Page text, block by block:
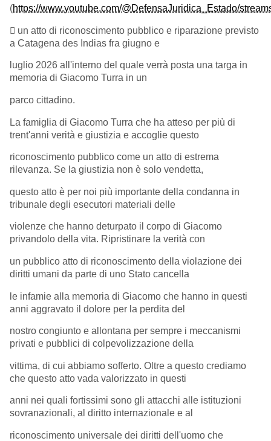
(https://www.youtube.com/@DefensaJuridica_Estado/
 un atto di riconoscimento pubblico e riparazione previsto
a Catagena des Indias fra giugno e
luglio 2026 all'interno del quale verrà posta una targa in
memoria di Giacomo Turra in un
parco cittadino.
La famiglia di Giacomo Turra che ha atteso per più di
trent'anni verità e giustizia e accoglie questo
riconoscimento pubblico come un atto di estrema
rilevanza. Se la giustizia non è solo vendetta,
questo atto è per noi più importante della condanna in
tribunale degli esecutori materiali delle
violenze che hanno deturpato il corpo di Giacomo
privandolo della vita. Ripristinare la verità con
un pubblico atto di riconoscimento della violazione dei
diritti umani da parte di uno Stato cancella
le infamie alla memoria di Giacomo che hanno in questi
anni aggravato il dolore per la perdita del
nostro congiunto e allontana per sempre i meccanismi
privati e pubblici di colpevolizzazione della
vittima, di cui abbiamo sofferto. Oltre a questo crediamo
che questo atto vada valorizzato in questi
anni nei quali fortissimi sono gli attacchi alle istituzioni
sovranazionali, al diritto internazionale e al
riconoscimento universale dei diritti dell'uomo che